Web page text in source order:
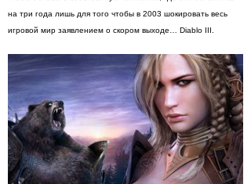
на три года лишь для того чтобы в 2003 шокировать весь
игровой мир заявлением о скором выходе… Diablo III.